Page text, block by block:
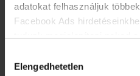
adatokat felhasználjuk
Facebook Ads
biztosításához arra kérünk,
kiválasztása
Elengedhetetlen